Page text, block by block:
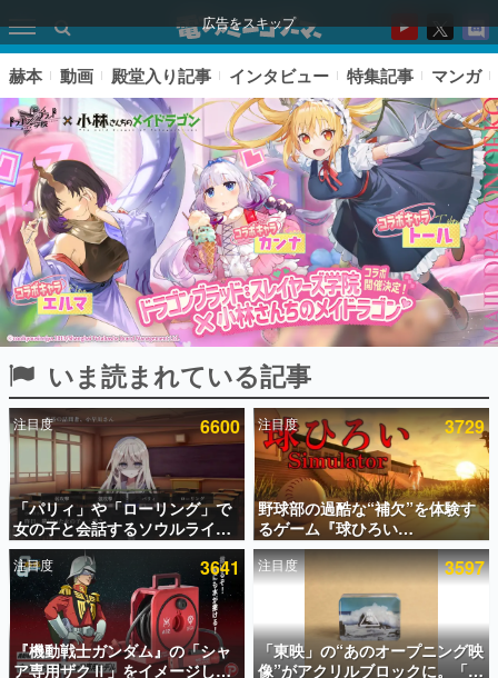
広告をスキップ
ピックアップ
電ファミのいま読まれている記事ランキング
アプリセール情報
インタビュー
連載・特集一覧
殿堂入り記事
SNS拡散数が数千以上！ ページビュー数万以上！ などな
ど。多くの人々に読まれた、電ファミ渾身の“殿堂入り”記
赫本 動画 殿堂入り記事 インタビュー 特集記事 マンガ
いま読まれている記事
注目度 6600
「パリィ」や「ローリング」で
女の子と会話するソウルライク
恋愛ゲーム『小早川さんはソウ
ルライク』無料公開。返事に失
敗すると「YOU DIED」
注目度 3729
野球部の過酷な“補欠”を体験す
るゲーム『球ひろい
Simulator』が「1件」のウィッ
シュリストをもとにチェコ語に
対応しSNSで話題に。『キング
ダム・カム』開発元やチェコの
プロ野球選手から称賛の声
注目度 3641
『機動戦士ガンダム』の「シャ
ア専用ザクⅡ」をイメージした
注目度 3597
「東映」の“あのオープニング映
像”がアクリルブロックに。「東